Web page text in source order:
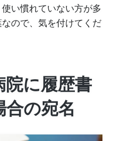
い慣れていない方が多
ので、気を付けてくだ
院に履歴書
合の宛名